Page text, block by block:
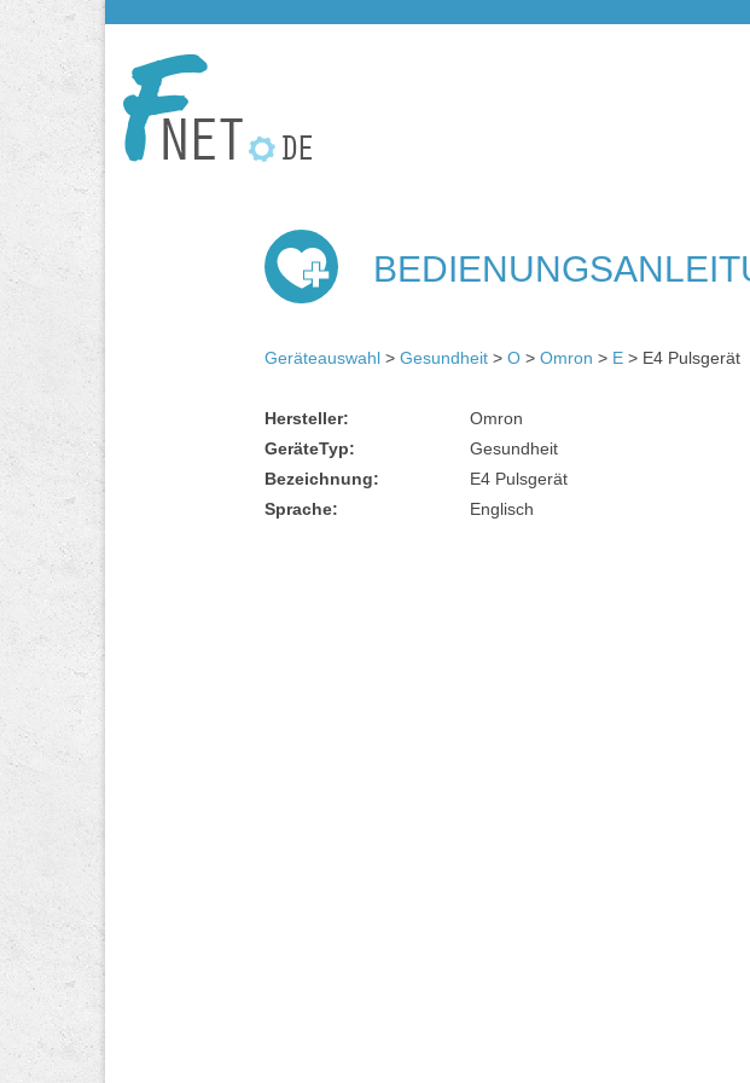
Geräteauswahl > Gesundheit > O > Omron > E > E4 Pulsgerät
Hersteller:
Omron
GeräteTyp:
Gesundheit
Bezeichnung:
E4 Pulsgerät
Sprache:
Englisch